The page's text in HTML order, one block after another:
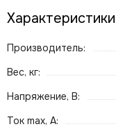
Характеристики
Производитель:
Вес, кг:
Напряжение, В:
Ток max, А: